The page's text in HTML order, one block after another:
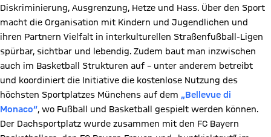
Diskriminierung, Ausgrenzung, Hetze und Hass. Über den Sport
macht die Organisation mit Kindern und Jugendlichen und
ihren Partnern Vielfalt in interkulturellen Straßenfußball-Ligen
spürbar, sichtbar und lebendig. Zudem baut man inzwischen
auch im Basketball Strukturen auf – unter anderem betreibt
und koordiniert die Initiative die kostenlose Nutzung des
höchsten Sportplatzes Münchens auf dem „Bellevue di
Monaco“, wo Fußball und Basketball gespielt werden können.
Der Dachsportplatz wurde zusammen mit den FC Bayern